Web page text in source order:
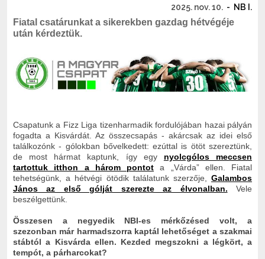
2025. nov. 10. - NB I.
Fiatal csatárunkat a sikerekben gazdag hétvégéje
után kérdeztük.
Csapatunk a Fizz Liga tizenharmadik fordulójában hazai pályán
fogadta a Kisvárdát. Az összecsapás - akárcsak az idei első
találkozónk - gólokban bővelkedett: ezúttal is ötöt szereztünk,
de most hármat kaptunk, így egy nyolcgólos meccsen
tartottuk itthon a három pontot a „Várda” ellen. Fiatal
tehetségünk, a hétvégi ötödik találatunk szerzője, Galambos
János az első gólját szerezte az élvonalban. Vele
beszélgettünk.
Összesen a negyedik NBI-es mérkőzésed volt, a
szezonban már harmadszorra kaptál lehetőséget a szakmai
stábtól a Kisvárda ellen. Kezded megszokni a légkört, a
tempót, a párharcokat?